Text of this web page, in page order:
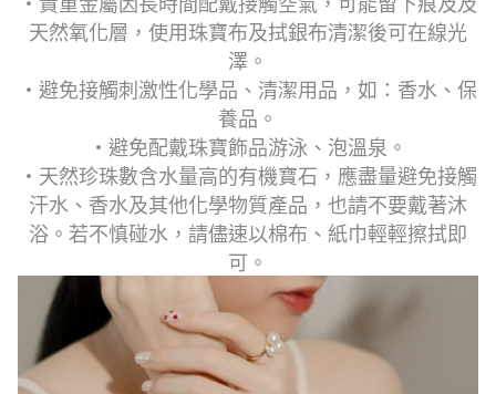
天然氧化層，使用珠寶布及拭銀布清潔後可在線光
澤。
・避免接觸刺激性化學品、清潔用品，如：香水、保
養品。
・避免配戴珠寶飾品游泳、泡溫泉。
・天然珍珠數含水量高的有機寶石，應盡量避免接觸
汗水、香水及其他化學物質產品，也請不要戴著沐
浴。若不慎碰水，請儘速以棉布、紙巾輕輕擦拭即
可。